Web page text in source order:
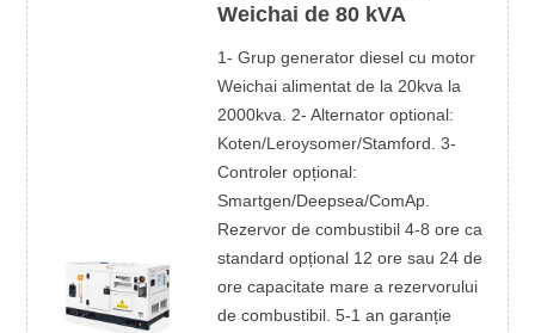
Weichai de 80 kVA
1- Grup generator diesel cu motor
Weichai alimentat de la 20kva la
2000kva. 2- Alternator optional:
Koten/Leroysomer/Stamford. 3-
Controler opțional:
Smartgen/Deepsea/ComAp.
Rezervor de combustibil 4-8 ore ca
standard opțional 12 ore sau 24 de
ore capacitate mare a rezervorului
de combustibil. 5-1 an garanție